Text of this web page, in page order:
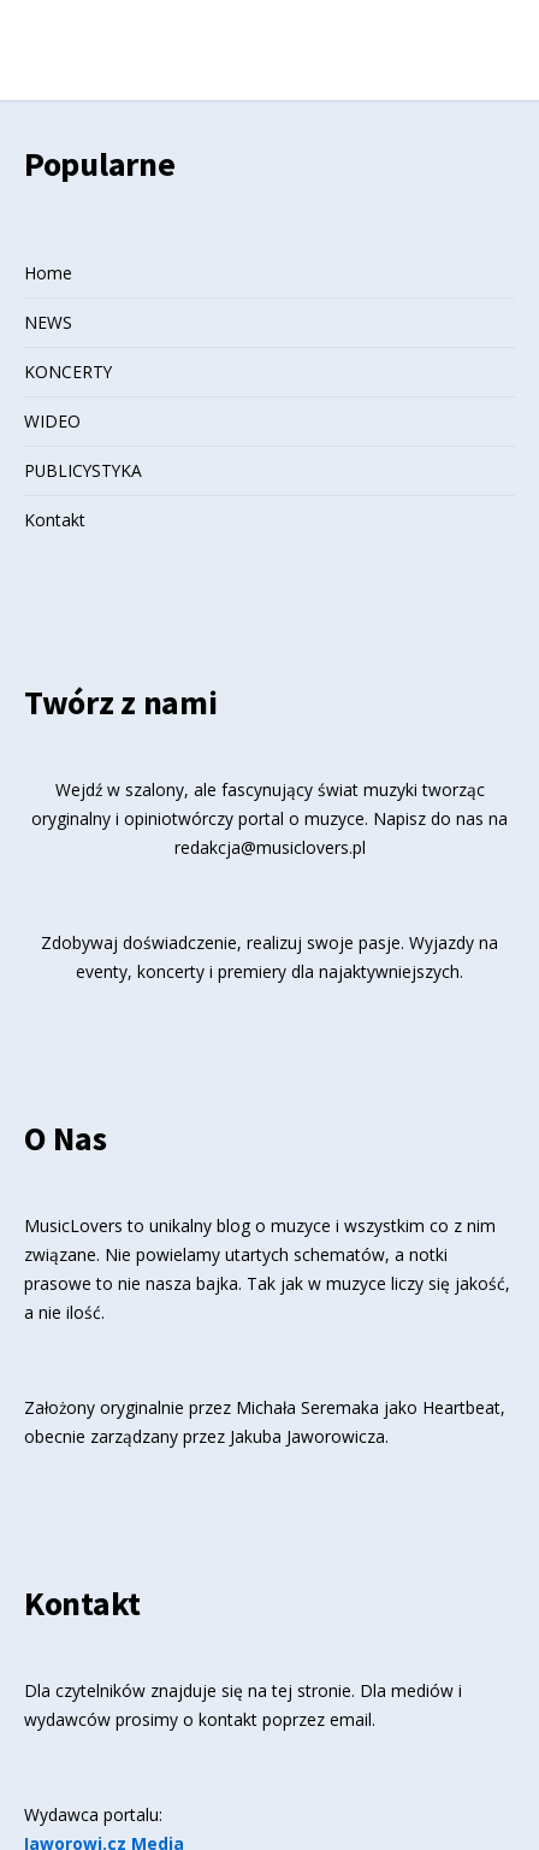
Popularne
Home
NEWS
KONCERTY
WIDEO
PUBLICYSTYKA
Kontakt
Twórz z nami
Wejdź w szalony, ale fascynujący świat muzyki tworząc
oryginalny i opiniotwórczy portal o muzyce. Napisz do nas na
redakcja@musiclovers.pl
Zdobywaj doświadczenie, realizuj swoje pasje. Wyjazdy na
eventy, koncerty i premiery dla najaktywniejszych.
O Nas
MusicLovers to unikalny blog o muzyce i wszystkim co z nim
związane. Nie powielamy utartych schematów, a notki
prasowe to nie nasza bajka. Tak jak w muzyce liczy się jakość,
a nie ilość.
Założony oryginalnie przez Michała Seremaka jako Heartbeat,
obecnie zarządzany przez Jakuba Jaworowicza.
Kontakt
Dla czytelników znajduje się na tej stronie. Dla mediów i
wydawców prosimy o kontakt poprzez email.
Wydawca portalu:
Jaworowi.cz Media